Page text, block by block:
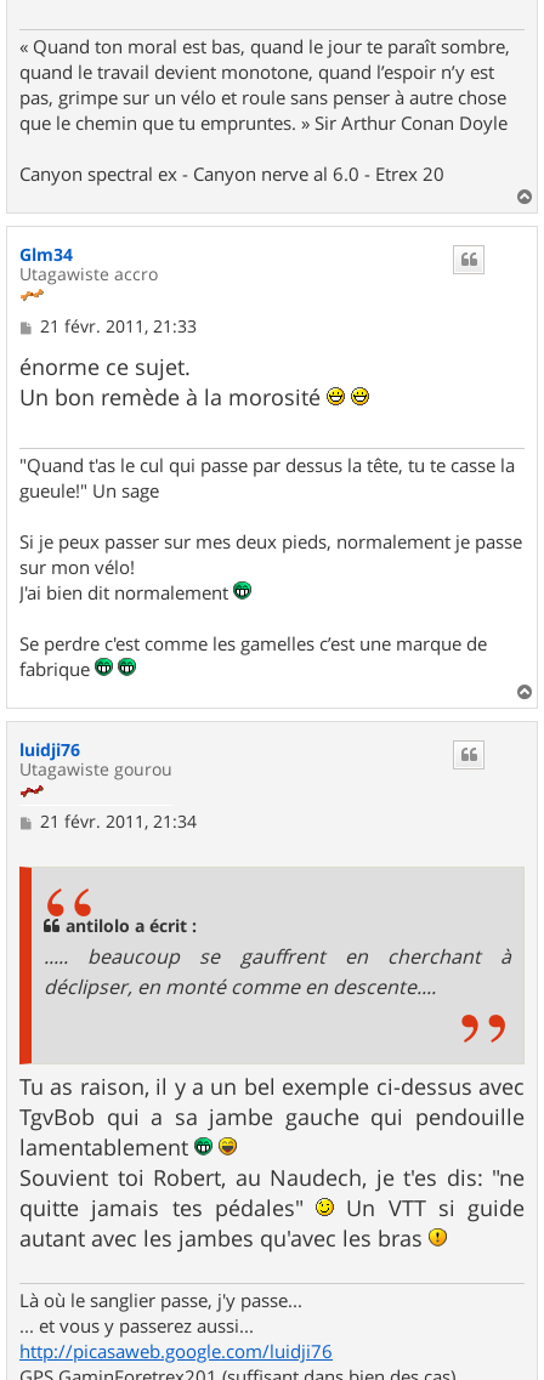
« Quand ton moral est bas, quand le jour te paraît sombre,
quand le travail devient monotone, quand l’espoir n’y est
pas, grimpe sur un vélo et roule sans penser à autre chose
que le chemin que tu empruntes. » Sir Arthur Conan Doyle
Canyon spectral ex - Canyon nerve al 6.0 - Etrex 20
a
Glm34
Utagawiste accro
M
s
s
a
21 févr. 2011, 21:33
énorme ce sujet.
Un bon remède à la morosité
"Quand t'as le cul qui passe par dessus la tête, tu te casse la
gueule!" Un sage
Si je peux passer sur mes deux pieds, normalement je passe
sur mon vélo!
J'ai bien dit normalement
Se perdre c'est comme les gamelles c’est une marque de
fabrique
a
luidji76
Utagawiste gourou
M
21 févr. 2011, 21:34
antilolo a écrit :
..... beaucoup se gauffrent en cherchant à
déclipser, en monté comme en descente....
Tu as raison, il y a un bel exemple ci-dessus avec
TgvBob qui a sa jambe gauche qui pendouille
lamentablement
Souvient toi Robert, au Naudech, je t'es dis: "ne
quitte jamais tes pédales"
Un VTT si guide
autant avec les jambes qu'avec les bras
Là où le sanglier passe, j'y passe...
... et vous y passerez aussi...
http://picasaweb.google.com/luidji76